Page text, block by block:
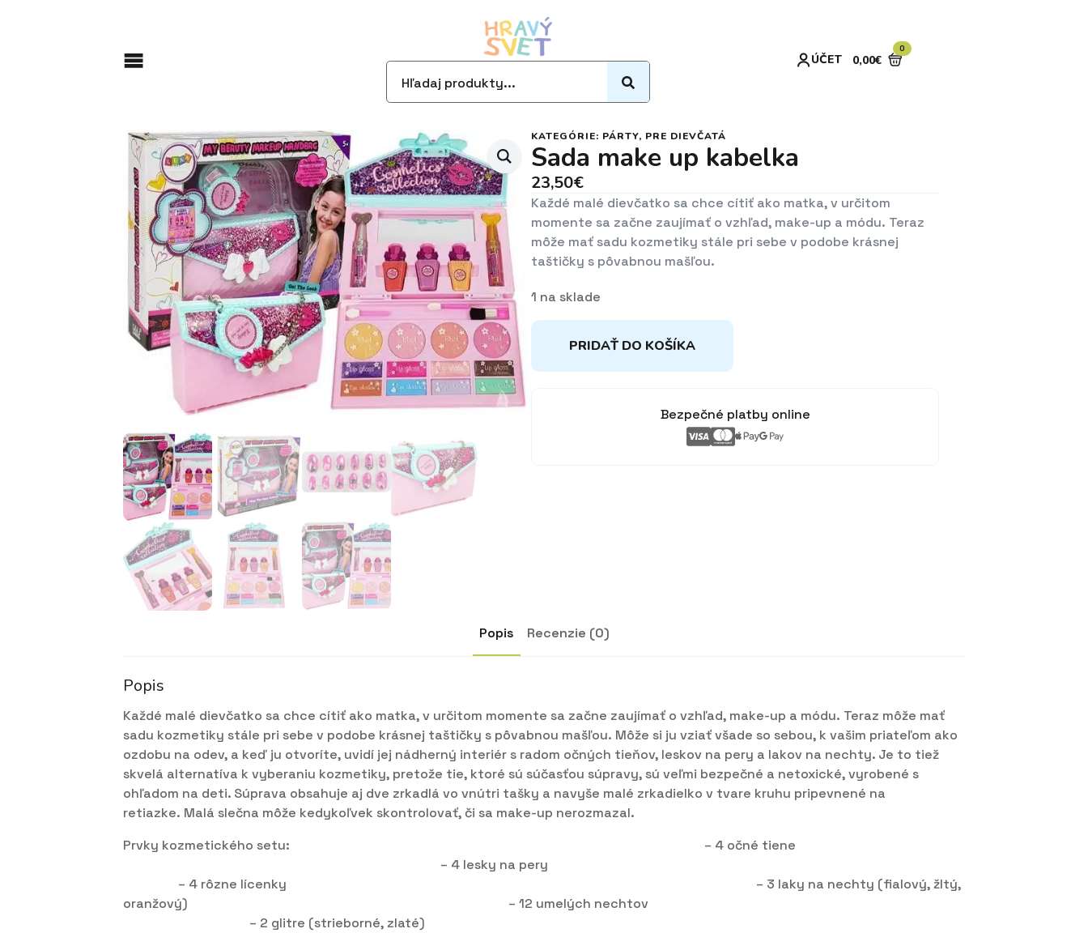
ÚČET 0,00€
0
KATEGÓRIE: PÁRTY, PRE DIEVČATÁ
Sada make up kabelka
23,50€
Každé malé dievčatko sa chce cítiť ako matka, v určitom
momente sa začne zaujímať o vzhľad, make-up a módu. Teraz
môže mať sadu kozmetiky stále pri sebe v podobe krásnej
taštičky s pôvabnou mašľou.
1 na sklade
PRIDAŤ DO KOŠÍKA
Bezpečné platby online
Popis Recenzie (0)
Popis
Každé malé dievčatko sa chce cítiť ako matka, v určitom momente sa začne zaujímať o vzhľad, make-up a módu. Teraz môže mať
sadu kozmetiky stále pri sebe v podobe krásnej taštičky s pôvabnou mašľou. Môže si ju vziať všade so sebou, k vašim priateľom ako
ozdobu na odev, a keď ju otvoríte, uvidí jej nádherný interiér s radom očných tieňov, leskov na pery a lakov na nechty. Je to tiež
skvelá alternatíva k vyberaniu kozmetiky, pretože tie, ktoré sú súčasťou súpravy, sú veľmi bezpečné a netoxické, vyrobené s
ohľadom na deti. Súprava obsahuje aj dve zrkadlá vo vnútri tašky a navyše malé zrkadielko v tvare kruhu pripevnené na
retiazke. Malá slečna môže kedykoľvek skontrolovať, či sa make-up nerozmazal.
Prvky kozmetického setu: – 4 očné tiene
– 4 lesky na pery
– 4 rôzne lícenky – 3 laky na nechty (fialový, žltý,
oranžový) – 12 umelých nechtov
– 2 glitre (strieborné, zlaté)